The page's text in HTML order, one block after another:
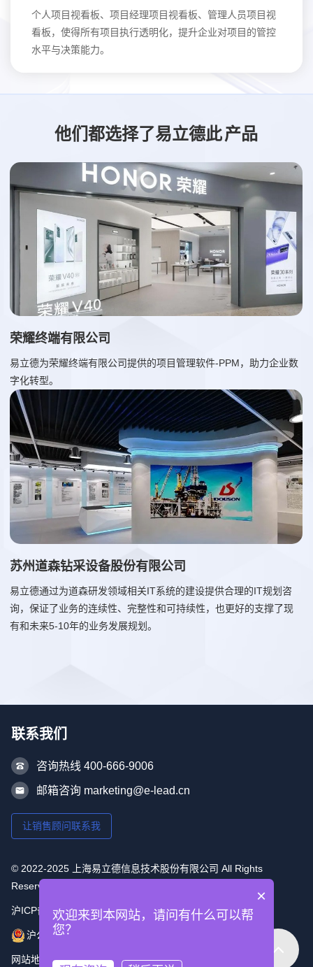
个人项目视看板、项目经理项目视看板、管理人员项目视
看板，使得所有项目执行透明化，提升企业对项目的管控
水平与决策能力。
他们都选择了易立德此产品
荣耀终端有限公司
易立德为荣耀终端有限公司提供的项目管理软件-PPM，助力企业数
字化转型。
苏州道森钻采设备股份有限公司
易立德通过为道森研发领域相关IT系统的建设提供合理的IT规划咨
询，保证了业务的连续性、完整性和可持续性，也更好的支撑了现
有和未来5-10年的业务发展规划。
联系我们
咨询热线 400-666-9006
邮箱咨询 marketing@e-lead.cn
让销售顾问联系我
© 2022-2025 上海易立德信息技术股份有限公司 All Rights
Reserved
沪ICP备16053493号-1
沪公网安备 31010502006715号
网站地图
×
欢迎来到本网站，请问有什么可以帮
您？